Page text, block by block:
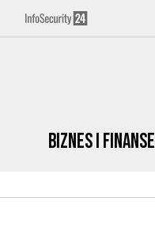
Biznes i Finanse